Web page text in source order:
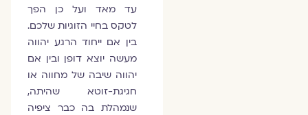
עד מאד ועל כן הפך
לטקס בחיי הזוגיות שלכם.
בין אם ייחוד הרגע יהווה
מעשה יוצא דופן ובין אם
יהווה שיבה של מחווה או
חגיגת-זוטא שהיתה,
שנמהלת בה כבר ציפיה